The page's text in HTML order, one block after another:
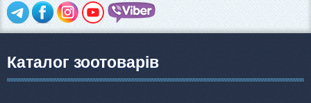
Каталог зоотоварів